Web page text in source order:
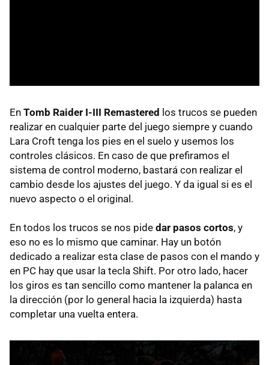
En Tomb Raider I-III Remastered los trucos se pueden
realizar en cualquier parte del juego siempre y cuando
Lara Croft tenga los pies en el suelo y usemos los
controles clásicos. En caso de que prefiramos el
sistema de control moderno, bastará con realizar el
cambio desde los ajustes del juego. Y da igual si es el
nuevo aspecto o el original.
En todos los trucos se nos pide dar pasos cortos, y
eso no es lo mismo que caminar. Hay un botón
dedicado a realizar esta clase de pasos con el mando y
en PC hay que usar la tecla Shift. Por otro lado, hacer
los giros es tan sencillo como mantener la palanca en
la dirección (por lo general hacia la izquierda) hasta
completar una vuelta entera.